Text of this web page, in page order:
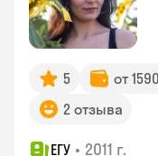
5 от
2 отзыва
ЕГУ • 2011 г.